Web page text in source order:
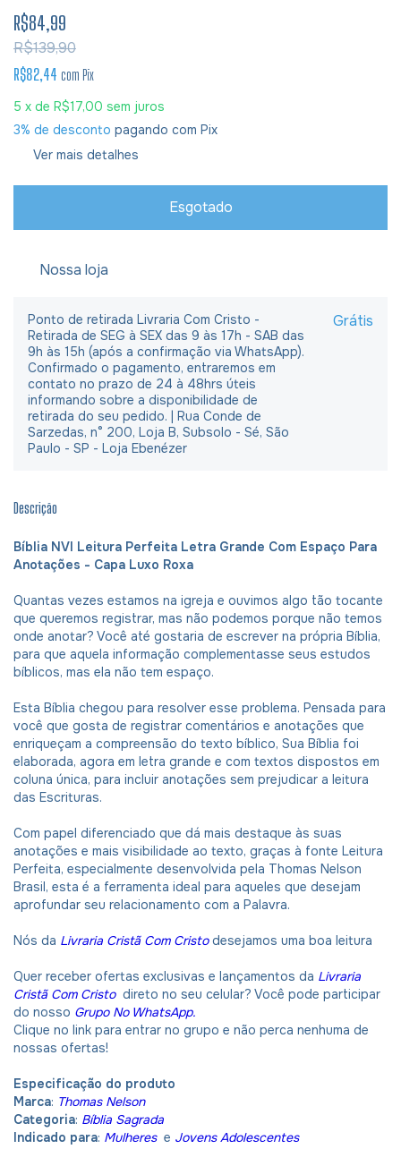
R$84,99
R$139,90
R$82,44 com Pix
5 x de R$17,00 sem juros
3% de desconto pagando com Pix
Ver mais detalhes
Nossa loja
Ponto de retirada Livraria Com Cristo -
Retirada de SEG à SEX das 9 às 17h - SAB das
9h às 15h (após a confirmação via WhatsApp).
Confirmado o pagamento, entraremos em
contato no prazo de 24 à 48hrs úteis
informando sobre a disponibilidade de
retirada do seu pedido. | Rua Conde de
Sarzedas, n° 200, Loja B, Subsolo - Sé, São
Paulo - SP - Loja Ebenézer
Grátis
Descrição
Bíblia NVI Leitura Perfeita Letra Grande Com Espaço Para
Anotações - Capa Luxo Roxa
Quantas vezes estamos na igreja e ouvimos algo tão tocante
que queremos registrar, mas não podemos porque não temos
onde anotar? Você até gostaria de escrever na própria Bíblia,
para que aquela informação complementasse seus estudos
bíblicos, mas ela não tem espaço.
Esta Bíblia chegou para resolver esse problema. Pensada para
você que gosta de registrar comentários e anotações que
enriqueçam a compreensão do texto bíblico, Sua Bíblia foi
elaborada, agora em letra grande e com textos dispostos em
coluna única, para incluir anotações sem prejudicar a leitura
das Escrituras.
Com papel diferenciado que dá mais destaque às suas
anotações e mais visibilidade ao texto, graças à fonte Leitura
Perfeita, especialmente desenvolvida pela Thomas Nelson
Brasil, esta é a ferramenta ideal para aqueles que desejam
aprofundar seu relacionamento com a Palavra.
Nós da Livraria Cristã Com Cristodesejamos uma boa leitura
Quer receber ofertas exclusivas e lançamentos da Livraria
Cristã Com Cristo direto no seu celular? Você pode participar
do nosso Grupo No WhatsApp.
Clique no link para entrar no grupo e não perca nenhuma de
nossas ofertas!
Especificação do produto
Marca: Thomas Nelson
Categoria: Bíblia Sagrada
Indicado para: Mulherese Jovens Adolescentes